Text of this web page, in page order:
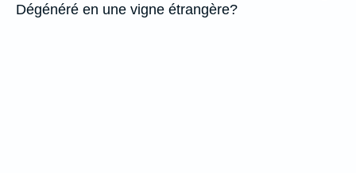
Dégénéré en une vigne étrangère?